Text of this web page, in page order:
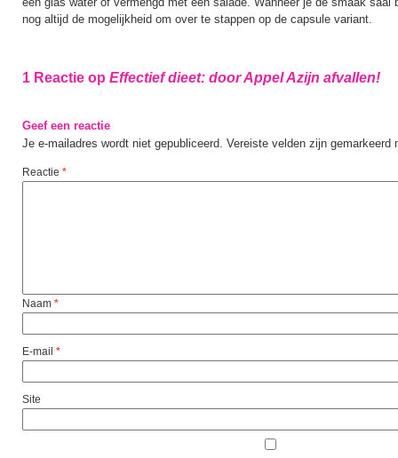
nog altijd de mogelijkheid om over te stappen op de capsule variant.
1 Reactie op Effectief dieet: door Appel Azijn afvallen!
Geef een reactie
Je e-mailadres wordt niet gepubliceerd. Vereiste velden zijn gemarkeerd
Reactie *
Naam *
E-mail *
Site